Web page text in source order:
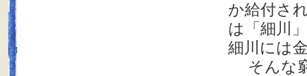
か給付さ
は「細川
細川には
そんな